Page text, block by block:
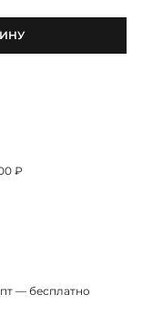
₽
— бесплатно